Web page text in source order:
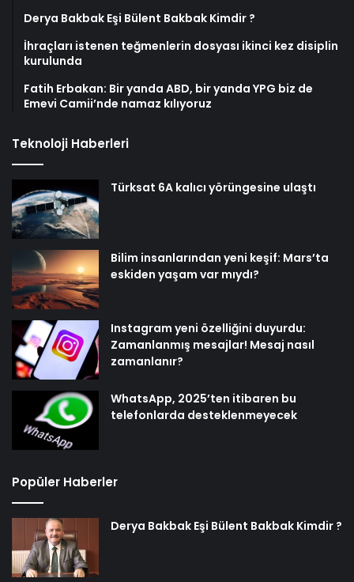
Derya Bakbak Eşi Bülent Bakbak Kimdir ?
İhraçları istenen teğmenlerin dosyası ikinci kez disiplin
kurulunda
Fatih Erbakan: Bir yanda ABD, bir yanda YPG biz de
Emevi Camii’nde namaz kılıyoruz
Teknoloji Haberleri
Türksat 6A kalıcı yörüngesine ulaştı
Bilim insanlarından yeni keşif: Mars’ta
eskiden yaşam var mıydı?
Instagram yeni özelliğini duyurdu:
Zamanlanmış mesajlar! Mesaj nasıl
zamanlanır?
WhatsApp, 2025’ten itibaren bu
telefonlarda desteklenmeyecek
Popüler Haberler
Derya Bakbak Eşi Bülent Bakbak Kimdir ?